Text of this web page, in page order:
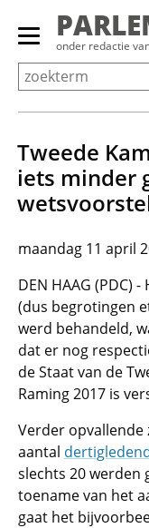
Overslaan
Primair
menu
tonen/verbergen
onder redactie
Tweede
iets minder
maandag 11 april
DEN HAAG (PDC)
(dus begrotingen
werd behandeld,
dat er nog
de Staat van de
Raming 2017 is
Verder opvallende
aantal
slechts 20 werden
toename van het
gaat het